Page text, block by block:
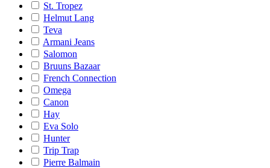
St. Tropez
Helmut Lang
Teva
Armani Jeans
Salomon
Bruuns Bazaar
French Connection
Omega
Canon
Hay
Eva Solo
Hunter
Trip Trap
Pierre Balmain